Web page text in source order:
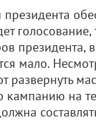
голосование,
президента,
мало.
развернуть
на